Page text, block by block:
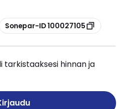
Sonepar-ID 100027105
tarkistaaksesi hinnan ja